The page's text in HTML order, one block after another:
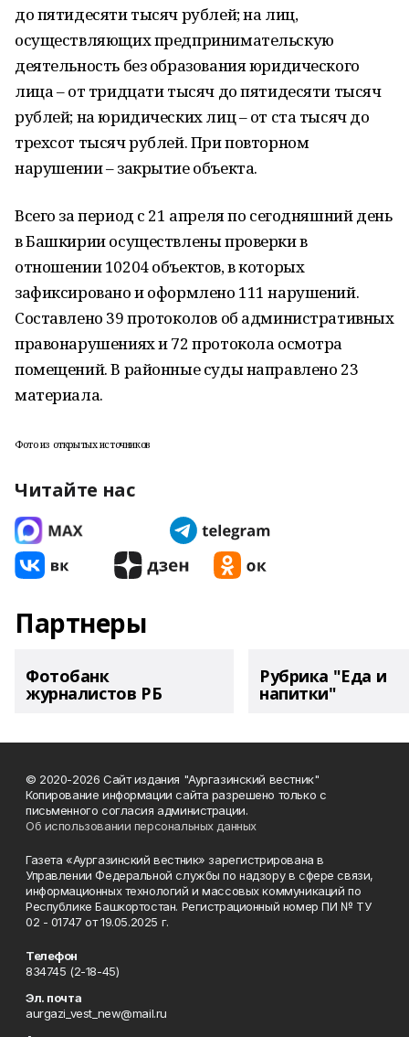
до пятидесяти тысяч рублей; на лиц,
осуществляющих предпринимательскую
деятельность без образования юридического
лица – от тридцати тысяч до пятидесяти тысяч
рублей; на юридических лиц – от ста тысяч до
трехсот тысяч рублей. При повторном
нарушении – закрытие объекта.
Всего за период с 21 апреля по сегодняшний день
в Башкирии осуществлены проверки в
отношении 10204 объектов, в которых
зафиксировано и оформлено 111 нарушений.
Составлено 39 протоколов об административных
правонарушениях и 72 протокола осмотра
помещений. В районные суды направлено 23
материала.
Фото из открытых источников
Читайте нас
Партнеры
Фотобанк
журналистов РБ
Рубрика "Еда и
напитки"
© 2020-2026 Сайт издания "Аургазинский вестник"
Копирование информации сайта разрешено только с
письменного согласия администрации.
Об использовании персональных данных
Газета «Аургазинский вестник» зарегистрирована в
Управлении Федеральной службы по надзору в сфере связи,
информационных технологий и массовых коммуникаций по
Республике Башкортостан. Регистрационный номер ПИ № ТУ
02 - 01747 от 19.05.2025 г.
Телефон
834745 (2-18-45)
Эл. почта
aurgazi_vest_new@mail.ru